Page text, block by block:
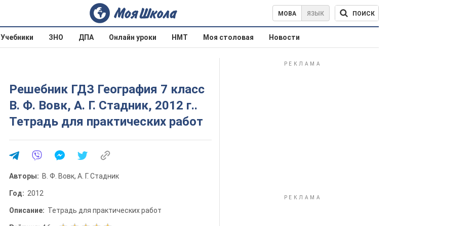
МОВА ЯЗЫК ПОИСК
Учебники ЗНО ДПА Онлайн уроки НМТ Моя столовая Новости
Решебник ГДЗ География 7 класс
В. Ф. Вовк, А. Г. Стадник, 2012 г..
Тетрадь для практических работ
Авторы: В. Ф. Вовк, А. Г. Стадник
Год: 2012
Описание: Тетрадь для практических работ